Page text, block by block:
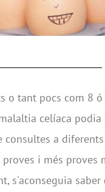
o tant pocs com 8
celíaca
consultes a diferents
i més proves
s'aconseguia saber